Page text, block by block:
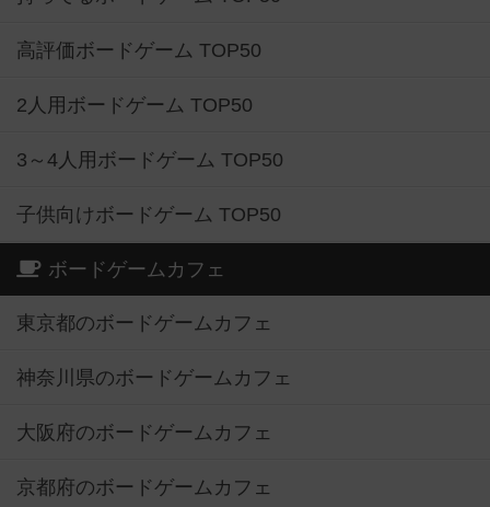
高評価ボードゲーム TOP50
2人用ボードゲーム TOP50
3～4人用ボードゲーム TOP50
子供向けボードゲーム TOP50
ボードゲームカフェ
東京都のボードゲームカフェ
神奈川県のボードゲームカフェ
大阪府のボードゲームカフェ
京都府のボードゲームカフェ